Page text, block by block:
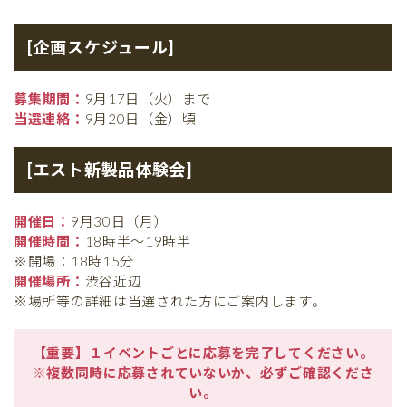
[企画スケジュール]
募集期間： 9月17日（火）まで
当選連絡： 9月20日（金）頃
[エスト新製品体験会]
開催日： 9月30日（月）
開催時間： 18時半〜19時半
※開場：18時15分
開催場所： 渋谷近辺
※場所等の詳細は当選された方にご案内します。
【重要】１イベントごとに応募を完了してください。
※複数同時に応募されていないか、必ずご確認くださ
い。